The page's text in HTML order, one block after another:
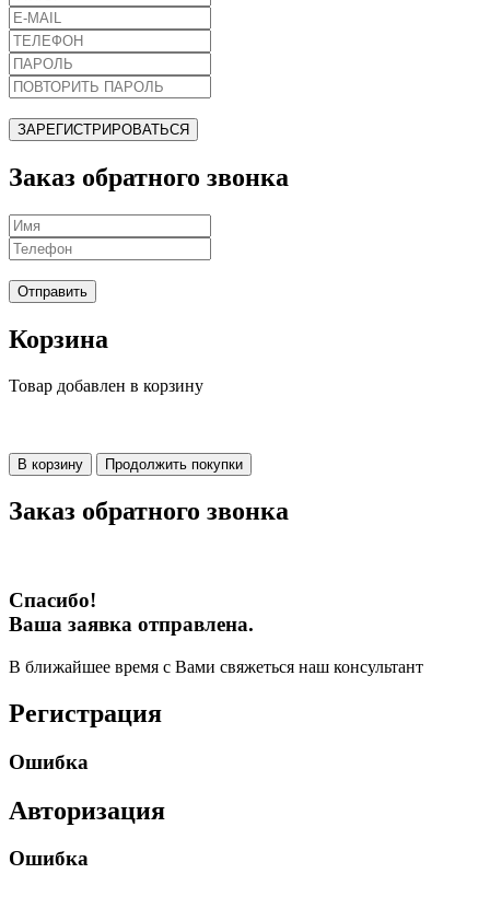
ЗАРЕГИСТРИРОВАТЬСЯ
Заказ обратного звонка
Отправить
Корзина
Товар добавлен в корзину
В корзину Продолжить покупки
Заказ обратного звонка
Спасибо!
Ваша заявка отправлена.
В ближайшее время с Вами свяжеться наш консультант
Регистрация
Ошибка
Авторизация
Ошибка